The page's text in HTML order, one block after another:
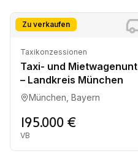
Zu verkaufen
Taxikonzessionen
Taxi- und
– Landkreis München
München, Bayern
195.000 €
VB